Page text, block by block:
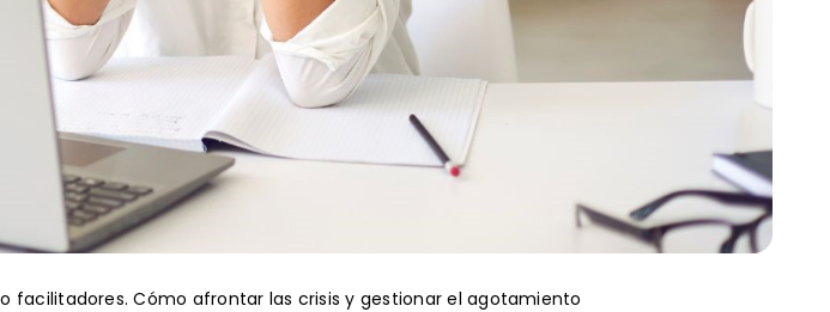
facilitadores. Cómo afrontar las crisis y gestionar el agotamiento